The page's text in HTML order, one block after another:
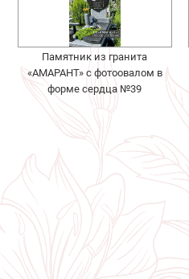
Памятник из гранита
«АМАРАНТ» с фотоовалом в
форме сердца №39